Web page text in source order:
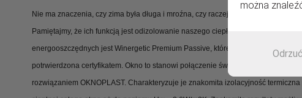
Nie ma znaczenia, czy zima była długa i mroźna, czy raczej ciepła i bez historii
Pamiętajmy, że ich funkcją jest odizolowanie naszego ciepłego domu od
energooszczędnych jest Winergetic Premium Passive, którego zgodność z
potrwierdzona certyfikatem. Okno to stanowi połączenie świetnych parametrów
rozwiązaniem OKNOPLAST. Charakteryzuje je znakomita izolacyjność
można